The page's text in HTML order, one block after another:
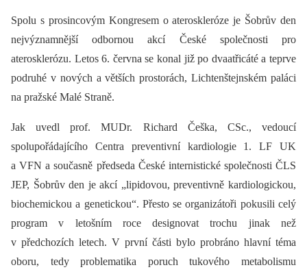
Spolu s prosincovým Kongresem o ateroskleróze je Šobrův den
nejvýznamnější odbornou akcí České společnosti pro
aterosklerózu. Letos 6. června se konal již po dvaatřicáté a teprve
podruhé v nových a větších prostorách, Lichtenštejnském paláci
na pražské Malé Straně.
Jak uvedl prof. MUDr. Richard Češka, CSc., vedoucí
spolupořádajícího Centra preventivní kardiologie 1. LF UK
a VFN a současně předseda České internistické společnosti ČLS
JEP, Šobrův den je akcí „lipidovou, preventivně kardiologickou,
biochemickou a genetickou“. Přesto se organizátoři pokusili celý
program v letošním roce designovat trochu jinak než
v předchozích letech. V první části bylo probráno hlavní téma
oboru, tedy problematika poruch tukového metabolismu